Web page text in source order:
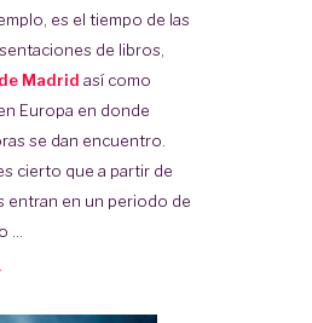
es el tiempo de las
de libros,
Madrid así como
Europa en donde
se dan encuentro.
cierto que a partir de
entran en un periodo de